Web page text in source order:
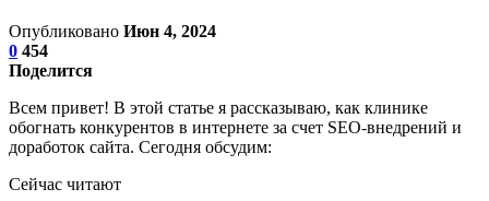
Опубликовано Июн 4, 2024
0 454
Поделится
Всем привет! В этой статье я рассказываю, как клинике
обогнать конкурентов в интернете за счет SEO-внедрений и
доработок сайта. Сегодня обсудим:
Сейчас читают